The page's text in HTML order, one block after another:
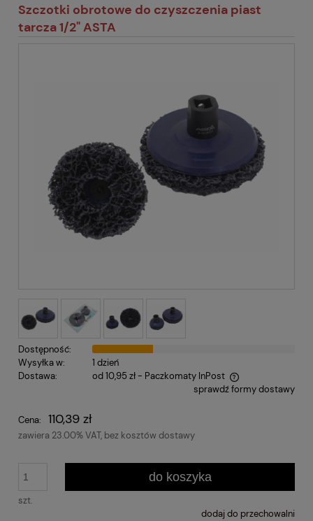
Szczotki obrotowe do czyszczenia piast
tarcza 1/2" ASTA
Dostępność:
Wysyłka w:
1 dzień
Dostawa:
od 10,95 zł - Paczkomaty InPost
Cena nie zawiera ewentualnych kosztów płatnościsprawdź formy dostawy
Cena: 110,39 zł
zawiera 23.00% VAT, bez kosztów dostawy
szt.
do koszyka
dodaj do przechowalni